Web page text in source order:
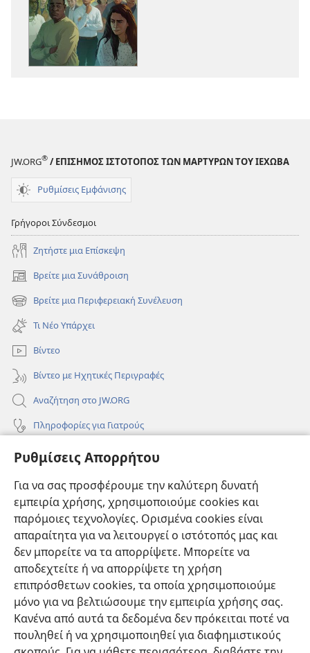
Ρυθμίσεις Απορρήτου
Για να σας προσφέρουμε την καλύτερη δυνατή
εμπειρία χρήσης, χρησιμοποιούμε cookies και
παρόμοιες τεχνολογίες. Ορισμένα cookies είναι
απαραίτητα για να λειτουργεί ο ιστότοπός μας και
δεν μπορείτε να τα απορρίψετε. Μπορείτε να
αποδεχτείτε ή να απορρίψετε τη χρήση
επιπρόσθετων cookies, τα οποία χρησιμοποιούμε
μόνο για να βελτιώσουμε την εμπειρία χρήσης σας.
Κανένα από αυτά τα δεδομένα δεν πρόκειται ποτέ να
πουληθεί ή να χρησιμοποιηθεί για διαφημιστικούς
JW.ORG® / ΕΠΙΣΗΜΟΣ ΙΣΤΟΤΟΠΟΣ ΤΩΝ ΜΑΡΤΥΡΩΝ ΤΟΥ ΙΕΧΩΒΑ
Ρυθμίσεις Εμφάνισης
Γρήγοροι Σύνδεσμοι
Ζητήστε μια Επίσκεψη
Βρείτε μια Συνάθροιση
(ανοίγει
νέο
παράθυρο)
Βρείτε μια Περιφερειακή Συνέλευση
(ανοίγει
νέο
παράθυρο)
Τι Νέο Υπάρχει
Βίντεο
Βίντεο με Ηχητικές Περιγραφές
Αναζήτηση στο JW.ORG
Πληροφορίες για Γιατρούς
Πληροφορίες για Επίσημους Φορείς και ΜΜΕ
Συνεισφορές
(ανοίγει
παράθυρο)ΔΙΑΔΙΚΤΥΑΚΗ ΒΙΒΛΙΟΘΗΚΗ της Σκοπιάς™
(ανοίγει
νέο
παράθυρο)
JW Hub
(ανοίγει
νέο
παράθυρο)JW Library®
Βιβλιοθήκη της Σκοπιάς